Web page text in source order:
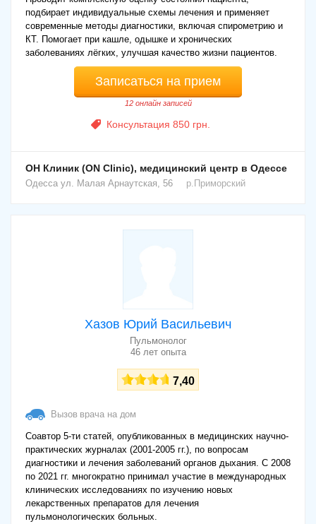
подбирает индивидуальные схемы лечения и применяет
современные методы диагностики, включая спирометрию и
КТ. Помогает при кашле, одышке и хронических
заболеваниях лёгких, улучшая качество жизни пациентов.
Записаться на прием
12 онлайн записей
Консультация 850 грн.
ОН Клиник (ON Clinic), медицинский центр в Одессе
Одесса ул. Малая Арнаутская, 56 р.Приморский
Хазов Юрий Васильевич
Пульмонолог
46 лет опыта
7,40
Вызов врача на дом
Соавтор 5-ти статей, опубликованных в медицинских научно-
практических журналах (2001-2005 гг.), по вопросам
диагностики и лечения заболеваний органов дыхания. С 2008
по 2021 гг. многократно принимал участие в международных
клинических исследованиях по изучению новых
лекарственных препаратов для лечения
пульмонологических больных.